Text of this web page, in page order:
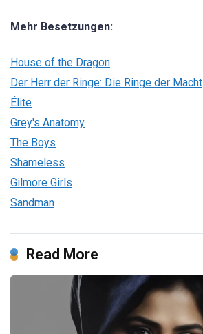
Mehr Besetzungen:
House of the Dragon
Der Herr der Ringe: Die Ringe der Macht
Élite
Grey's Anatomy
The Boys
Shameless
Gilmore Girls
Sandman
Read More